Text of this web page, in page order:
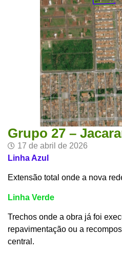
Grupo 27 –
17 de abril de 2026
Linha Azul
Extensão total onde a nova
Linha Verde
Trechos onde a obra já foi
repavimentação ou a
central.